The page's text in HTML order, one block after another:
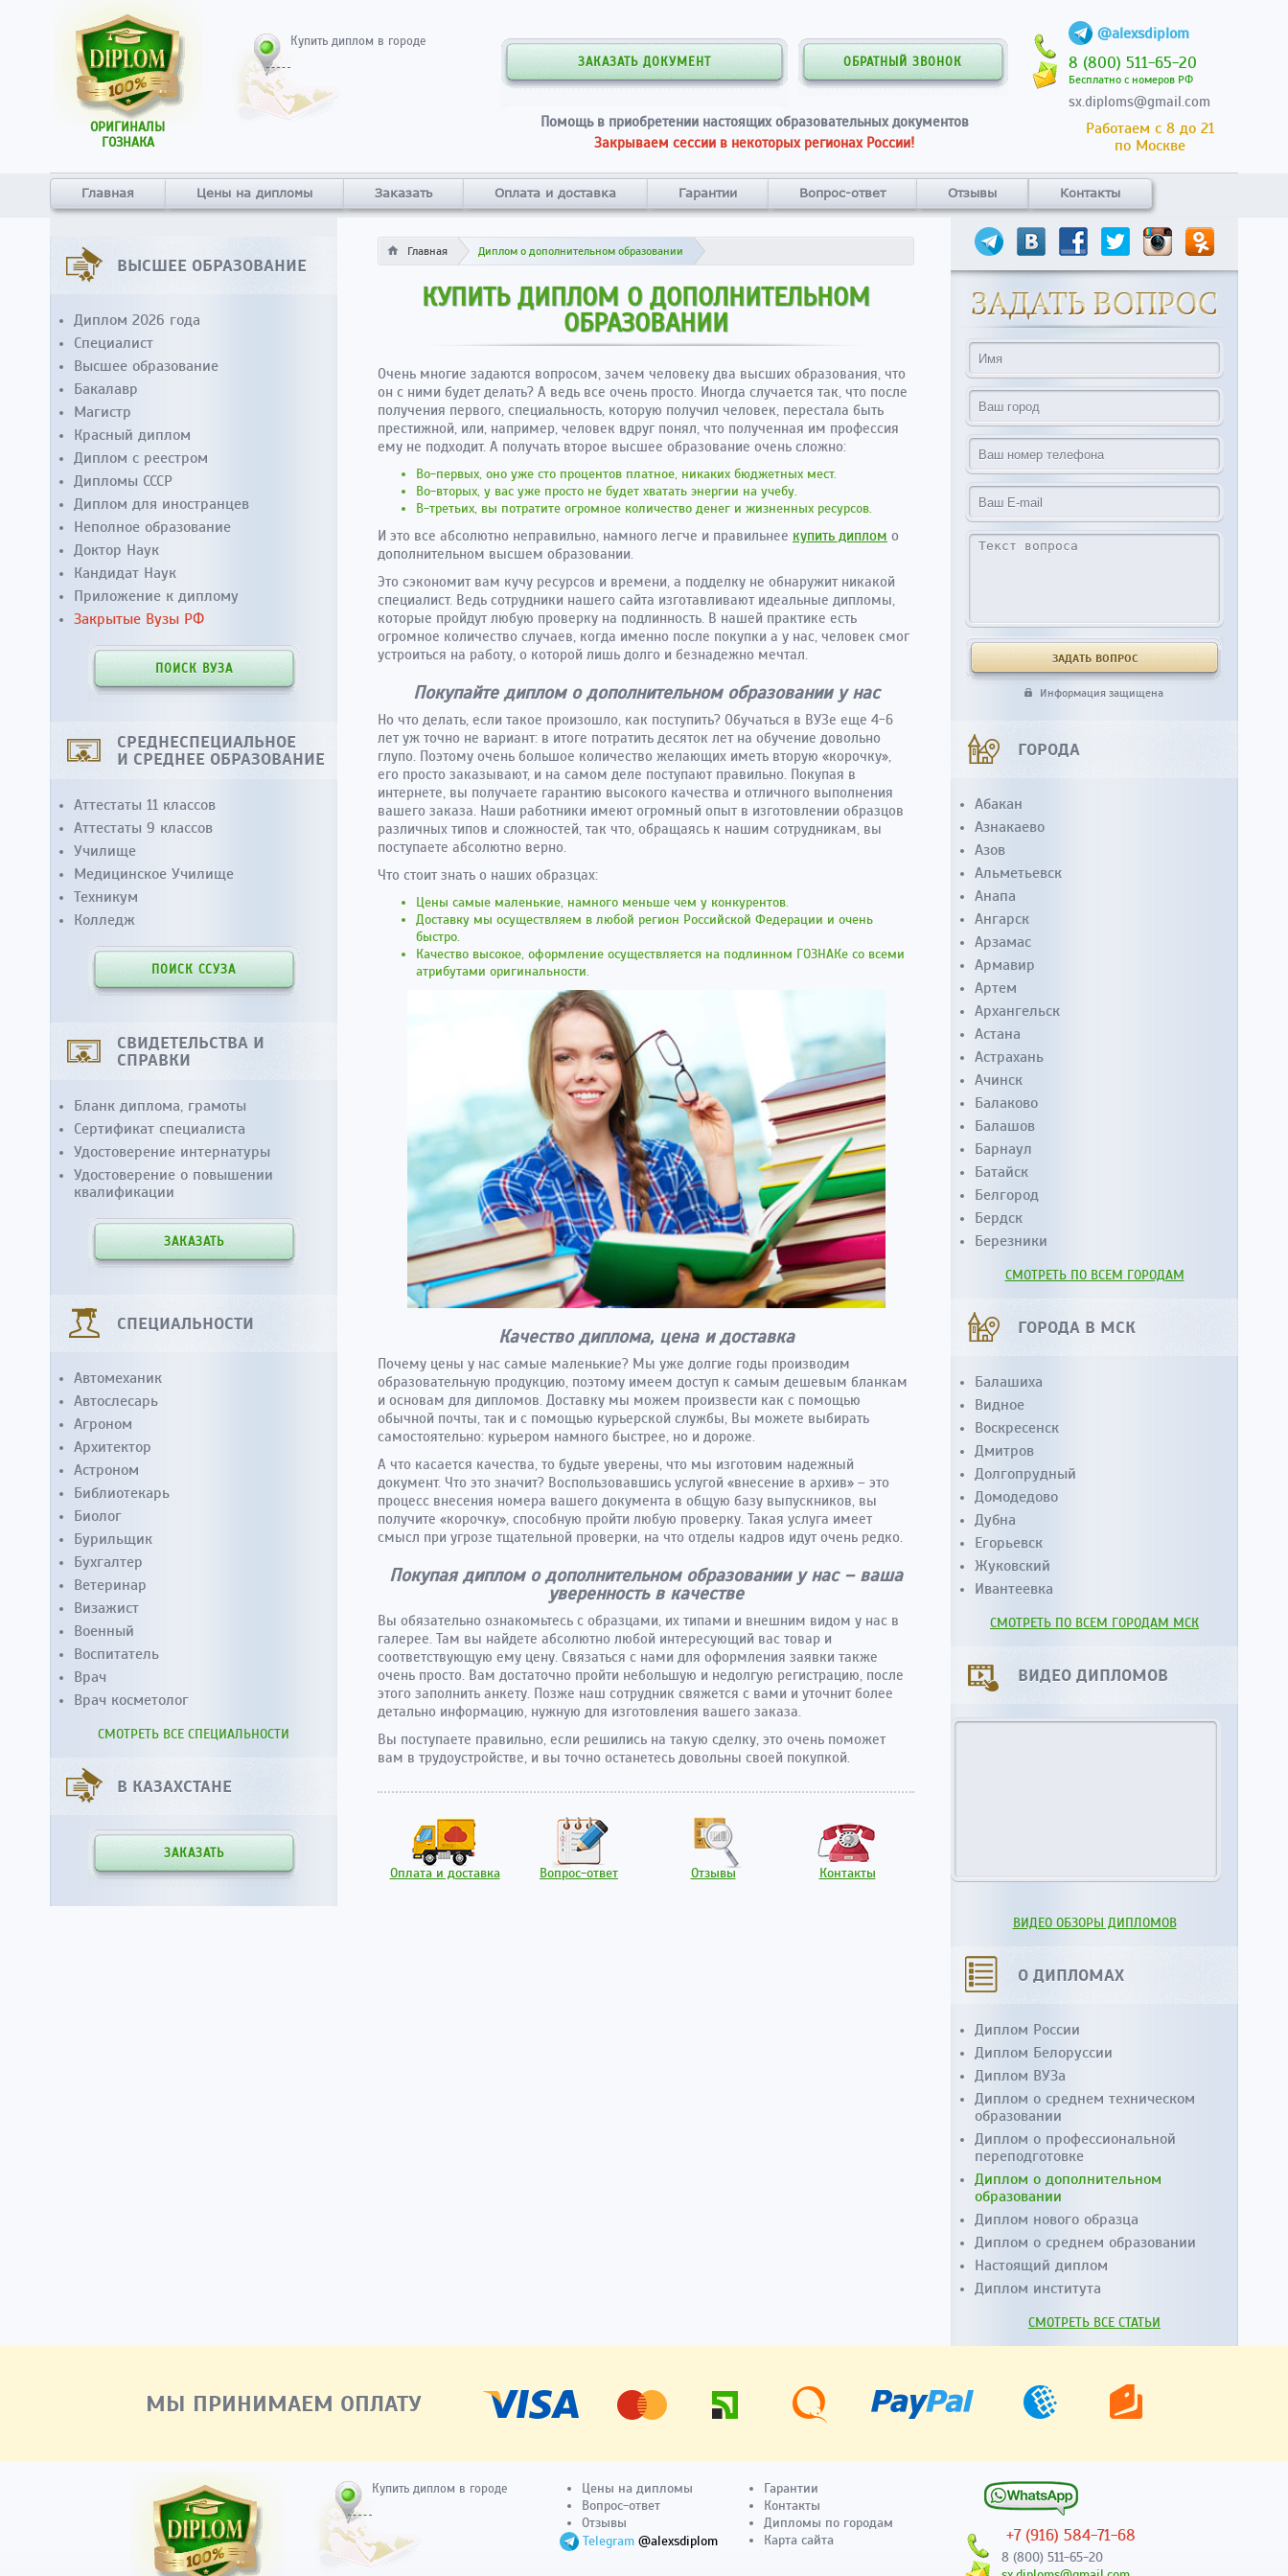
ОРИГИНАЛЫ
ГОЗНАКА
Купить диплом в городе @alexsdiplom
8 (800) 511-65-20
Бесплатно с номеров РФ
sx.diploms@gmail.com
Работаем с 8 до 21
по Москве
ЗАКАЗАТЬ ДОКУМЕНТ ОБРАТНЫЙ ЗВОНОК
Помощь в приобретении настоящих образовательных документов
Закрываем сессии в некоторых регионах России!
Главная Цены на дипломы Заказать Оплата и доставка Гарантии Вопрос-ответ Отзывы Контакты
Главная Диплом о дополнительном образовании
КУПИТЬ ДИПЛОМ О ДОПОЛНИТЕЛЬНОМ
ОБРАЗОВАНИИ
Очень многие задаются вопросом, зачем человеку два высших образования, что
он с ними будет делать? А ведь все очень просто. Иногда случается так, что после
получения первого, специальность, которую получил человек, перестала быть
престижной, или, например, человек вдруг понял, что полученная им профессия
ему не подходит. А получать второе высшее образование очень сложно:
Во-первых, оно уже сто процентов платное, никаких бюджетных мест.
Во-вторых, у вас уже просто не будет хватать энергии на учебу.
В-третьих, вы потратите огромное количество денег и жизненных ресурсов.
И это все абсолютно неправильно, намного легче и правильнее купить диплом о
дополнительном высшем образовании.
Это сэкономит вам кучу ресурсов и времени, а подделку не обнаружит никакой
специалист. Ведь сотрудники нашего сайта изготавливают идеальные дипломы,
которые пройдут любую проверку на подлинность. В нашей практике есть
огромное количество случаев, когда именно после покупки а у нас, человек смог
устроиться на работу, о которой лишь долго и безнадежно мечтал.
Покупайте диплом о дополнительном образовании у нас
Но что делать, если такое произошло, как поступить? Обучаться в ВУЗе еще 4-6
лет уж точно не вариант: в итоге потратить десяток лет на обучение довольно
глупо. Поэтому очень большое количество желающих иметь вторую «корочку»,
его просто заказывают, и на самом деле поступают правильно. Покупая в
интернете, вы получаете гарантию высокого качества и отличного выполнения
вашего заказа. Наши работники имеют огромный опыт в изготовлении образцов
различных типов и сложностей, так что, обращаясь к нашим сотрудникам, вы
поступаете абсолютно верно.
Что стоит знать о наших образцах:
Цены самые маленькие, намного меньше чем у конкурентов.
Доставку мы осуществляем в любой регион Российской Федерации и очень
быстро.
Качество высокое, оформление осуществляется на подлинном ГОЗНАКе со всеми
атрибутами оригинальности.
Качество диплома, цена и доставка
Почему цены у нас самые маленькие? Мы уже долгие годы производим
образовательную продукцию, поэтому имеем доступ к самым дешевым бланкам
и основам для дипломов. Доставку мы можем произвести как с помощью
обычной почты, так и с помощью курьерской службы, Вы можете выбирать
самостоятельно: курьером намного быстрее, но и дороже.
А что касается качества, то будьте уверены, что мы изготовим надежный
документ. Что это значит? Воспользовавшись услугой «внесение в архив» – это
процесс внесения номера вашего документа в общую базу выпускников, вы
получите «корочку», способную пройти любую проверку. Такая услуга имеет
смысл при угрозе тщательной проверки, на что отделы кадров идут очень редко.
Покупая диплом о дополнительном образовании у нас – ваша
уверенность в качестве
Вы обязательно ознакомьтесь с образцами, их типами и внешним видом у нас в
галерее. Там вы найдете абсолютно любой интересующий вас товар и
соответствующую ему цену. Связаться с нами для оформления заявки также
очень просто. Вам достаточно пройти небольшую и недолгую регистрацию, после
этого заполнить анкету. Позже наш сотрудник свяжется с вами и уточнит более
детально информацию, нужную для изготовления вашего заказа.
Вы поступаете правильно, если решились на такую сделку, это очень поможет
вам в трудоустройстве, и вы точно останетесь довольны своей покупкой.
Оплата и доставка Вопрос-ответ Отзывы Контакты
ВЫСШЕЕ ОБРАЗОВАНИЕ
Диплом 2026 года
Специалист
Высшее образование
Бакалавр
Магистр
Красный диплом
Диплом с реестром
Дипломы СССР
Диплом для иностранцев
Неполное образование
Доктор Наук
Кандидат Наук
Приложение к диплому
Закрытые Вузы РФ
ПОИСК ВУЗА
СРЕДНЕСПЕЦИАЛЬНОЕ
И СРЕДНЕЕ ОБРАЗОВАНИЕ
Аттестаты 11 классов
Аттестаты 9 классов
Училище
Медицинское Училище
Техникум
Колледж
ПОИСК ССУЗА
СВИДЕТЕЛЬСТВА И
СПРАВКИ
Бланк диплома, грамоты
Сертификат специалиста
Удостоверение интернатуры
Удостоверение о повышении
квалификации
ЗАКАЗАТЬ
СПЕЦИАЛЬНОСТИ
Автомеханик
Автослесарь
Агроном
Архитектор
Астроном
Библиотекарь
Биолог
Бурильщик
Бухгалтер
Ветеринар
Визажист
Военный
Воспитатель
Врач
Врач косметолог
СМОТРЕТЬ ВСЕ СПЕЦИАЛЬНОСТИ
В КАЗАХСТАНЕ
ЗАКАЗАТЬ
Информация защищена
ГОРОДА
Абакан
Азнакаево
Азов
Альметьевск
Анапа
Ангарск
Арзамас
Армавир
Артем
Архангельск
Астана
Астрахань
Ачинск
Балаково
Балашов
Барнаул
Батайск
Белгород
Бердск
Березники
СМОТРЕТЬ ПО ВСЕМ ГОРОДАМ
ГОРОДА В МСК
Балашиха
Видное
Воскресенск
Дмитров
Долгопрудный
Домодедово
Дубна
Егорьевск
Жуковский
Ивантеевка
СМОТРЕТЬ ПО ВСЕМ ГОРОДАМ МСК
ВИДЕО ДИПЛОМОВ
ВИДЕО ОБЗОРЫ ДИПЛОМОВ
О ДИПЛОМАХ
Диплом России
Диплом Белоруссии
Диплом ВУЗа
Диплом о среднем техническом
образовании
Диплом о профессиональной
переподготовке
Диплом о дополнительном
образовании
Диплом нового образца
Диплом о среднем образовании
Настоящий диплом
Диплом института
СМОТРЕТЬ ВСЕ СТАТЬИ
МЫ ПРИНИМАЕМ ОПЛАТУ
Купить диплом в городе
Цены на дипломы
Вопрос-ответ
Отзывы
Telegram @alexsdiplom
Гарантии
Контакты
Дипломы по городам
Карта сайта
+7 (916) 584-71-68
8 (800) 511-65-20
sx.diploms@gmail.com